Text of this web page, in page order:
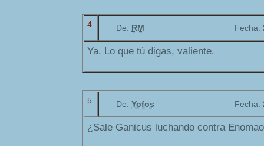
4 De: RM Fecha:
Ya. Lo que tú digas, valiente.
5 De: Yofos Fecha:
¿Sale Ganicus luchando contra